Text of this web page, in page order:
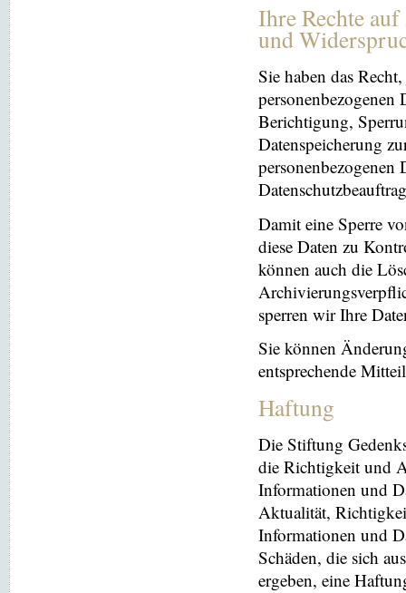
Ihre Rechte
und
Sie haben das
personenbezogenen
Berichtigung,
Datenspeicherung
personenbezogenen
Damit eine Sperre
diese Daten zu
können auch die
sperren wir Ihre
Sie können
entsprechende
Haftung
Die Stiftung
die Richtigkeit und
Informationen und
Aktualität,
Informationen und
Schäden, die sich
ergeben, eine